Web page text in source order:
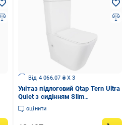
Від 4 066.07 ₴ X 3
Унітаз підлоговий Qtap Tern Ultra
Quiet з сидінням Slim
Duroplast/Soft-close/Quick
Release (QT17226003AW)
оцінити